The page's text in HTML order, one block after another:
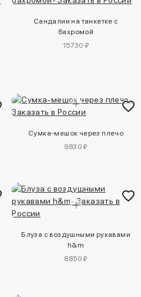
Сандалии на танкетке с
бахромой
15730 ₽
Сумка-мешок через плечо
9830 ₽
Блуза с воздушными рукавами
h&m
8850 ₽